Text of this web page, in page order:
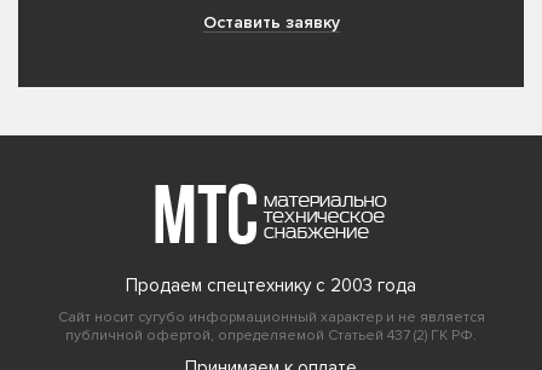
Оставить заявку
Продаем спецтехнику с 2003 года
Сайт носит сугубо информационный характер и не является
публичной офертой, определяемой Статьей 437 (2) ГК РФ.